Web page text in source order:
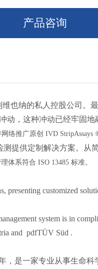
产品咨询
也纳的私人控股公司。
动，这种冲动已经牢固
络推广原创 IVD StripAssays
提供定制解决方案。从
体系符合 ISO 13485 标准。
presenting customized
system is in
and pdfTÜV Süd .
，是一家专业从事生命